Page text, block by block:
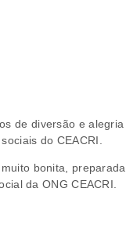
de diversão e alegria
do CEACRI.
bonita, preparada
da ONG CEACRI.